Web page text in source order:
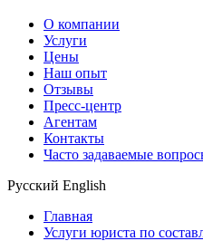
О компании
Услуги
Цены
Наш опыт
Отзывы
Пресс-центр
Агентам
Контакты
Часто задаваемые
Русский English
Главная
Услуги юриста по